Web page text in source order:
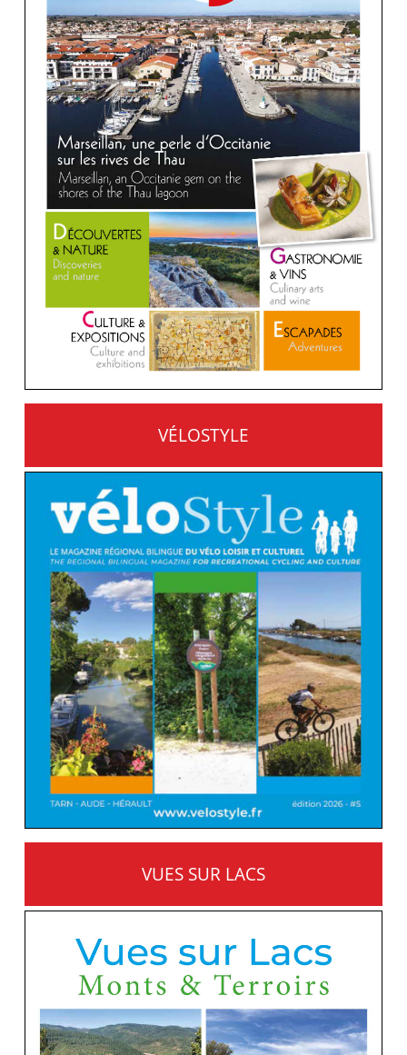
VÉLOSTYLE
VUES SUR LACS
MONTS ET TERROIRS